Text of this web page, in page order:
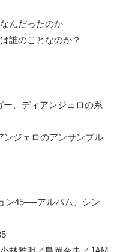
んだったのか
誰のことなのか？
、ディアンジェロの系
ジェロのアンサンブル
ン45──アルバム、シン